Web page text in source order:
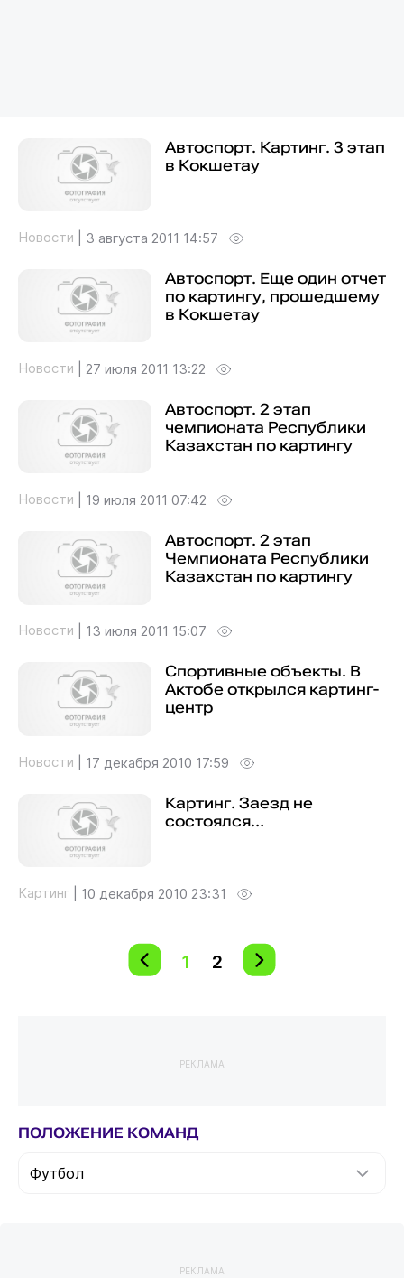
Автоспорт. Картинг. 3 этап
в Кокшетау
Новости 3 августа 2011 14:57
Автоспорт. Еще один отчет
по картингу, прошедшему
в Кокшетау
Новости 27 июля 2011 13:22
Автоспорт. 2 этап
чемпионата Республики
Казахстан по картингу
Новости 19 июля 2011 07:42
Автоспорт. 2 этап
Чемпионата Республики
Казахстан по картингу
Новости 13 июля 2011 15:07
Спортивные объекты. В
Актобе открылся картинг-
центр
Новости 17 декабря 2010 17:59
Картинг. Заезд не
состоялся…
Картинг 10 декабря 2010 23:31
1 2
РЕКЛАМА
ПОЛОЖЕНИЕ КОМАНД
Футбол
РЕКЛАМА